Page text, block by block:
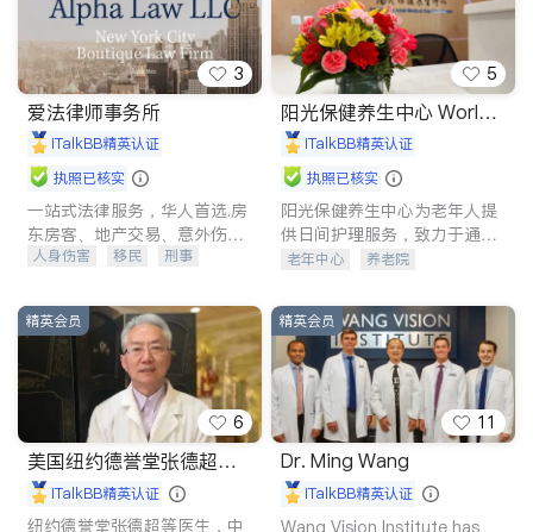
3
爱法律师事务所
iTalkBB精英认证
执照已核实
一站式法律服务，华人首选.房
东房客、地产交易、意外伤
害、车祸重伤、商业诉讼、商
同、刑事案件全包办
人身伤害 移民
刑事
信托/遗嘱
商业
商标注册
索赔
律师-其它 保释
5
阳光保健养生中心 Worlds
hineiTalkBB精英认证
执照已核实
阳光保健养生中心为老年人提
供日间护理服务，致力于通过
持续的护理创新来有效提升老
老年中心 养老院
6
精英会员
美国纽约德誉堂张德超医
生 iTalkBB精英认证
纽约德誉堂张德超等医生，中
11
精英会员
Dr. Ming Wang
iTalkBB精英认证